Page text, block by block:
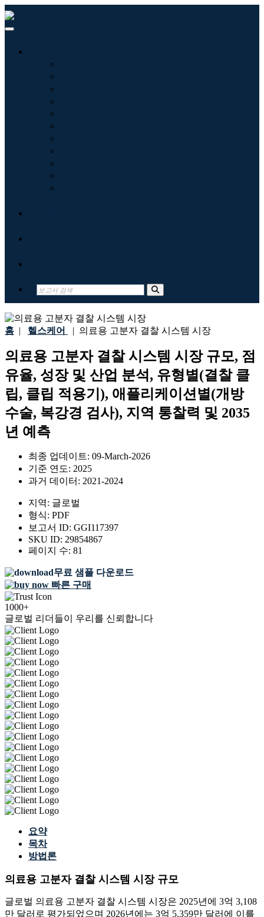
홈 | 헬스케어 | 의료용 고분자 결찰 시스템 시장
의료용 고분자 결찰 시스템 시장 규모, 점
유율, 성장 및 산업 분석, 유형별(결찰 클
립, 클립 적용기), 애플리케이션별(개방
수술, 복강경 검사), 지역 통찰력 및 2035
년 예측
최종 업데이트: 09-March-2026
기준 연도: 2025
과거 데이터: 2021-2024
지역: 글로벌
형식: PDF
보고서 ID: GGI117397
SKU ID: 29854867
페이지 수: 81
무료 샘플 다운로드
빠른 구매
1000+
글로벌 리더들이 우리를 신뢰합니다
요약
목차
방법론
의료용 고분자 결찰 시스템 시장 규모
글로벌 의료용 고분자 결찰 시스템 시장은 2025년에 3억 3,108
만 달러로 평가되었으며 2026년에는 3억 5,359만 달러에 이를